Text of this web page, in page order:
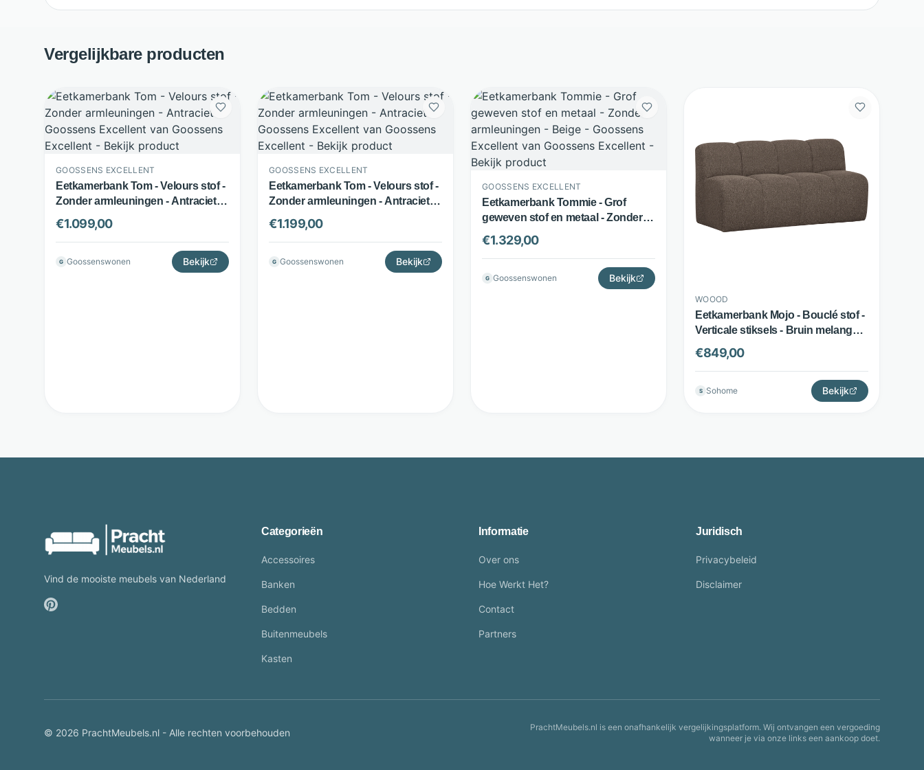
Vergelijkbare producten
GOOSSENS EXCELLENT
Eetkamerbank Tom - Velours stof -
Zonder armleuningen - Antraciet -
Goossens Excellent
€1.099,00
G Goossenswonen Bekijk
GOOSSENS EXCELLENT
Eetkamerbank Tom - Velours stof -
Zonder armleuningen - Antraciet -
Goossens Excellent
€1.199,00
G Goossenswonen Bekijk
GOOSSENS EXCELLENT
Eetkamerbank Tommie - Grof
geweven stof en metaal - Zonder
armleuningen - Beige - Goossens
Excellent
€1.329,00
G Goossenswonen Bekijk
WOOOD
Eetkamerbank Mojo - Bouclé stof -
Verticale stiksels - Bruin melange -
WOOOD
€849,00
S Sohome Bekijk
Vind de mooiste meubels van Nederland
Categorieën
Accessoires
Banken
Bedden
Buitenmeubels
Kasten
Informatie
Over ons
Hoe Werkt Het?
Contact
Partners
Juridisch
Privacybeleid
Disclaimer
© 2026 PrachtMeubels.nl - Alle rechten voorbehouden
PrachtMeubels.nl is een onafhankelijk vergelijkingsplatform. Wij ontvangen een vergoeding
wanneer je via onze links een aankoop doet.